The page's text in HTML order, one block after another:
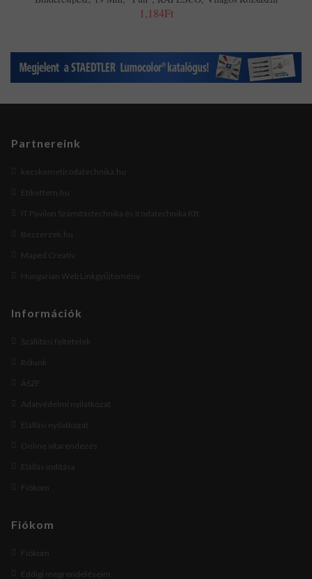
1,184Ft
Partnereink
kecskemetirodatechnika.hu
Etikettem.hu
IT Pavilon Számítástechnika és Irodatechnika Kft.
Beszerzek.hu
Maped Creativ
Hungarian Web Linkgyűjtemény
Információk
Szállítási feltételek
Rólunk
ÁSZF
Adatvédelmi nyilatkozat
Elállási nyilatkozat
Online vitarendezés
Elállás indítása
Fiókom
Fiókom
Fiókom
Eddigi megrendeléseim